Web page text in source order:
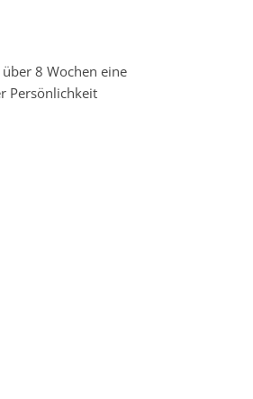
8 Wochen eine
Persönlichkeit